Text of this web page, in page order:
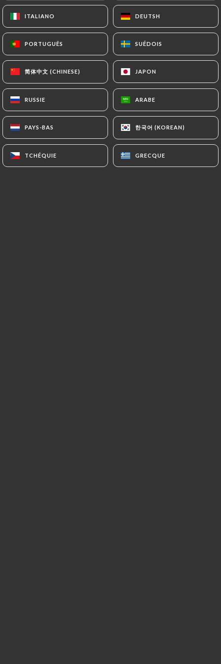
ITALIANO DEUTSH
PORTUGUÊS SUÉDOIS
简体中文 (CHINESE) JAPON
RUSSIE ARABE
PAYS-BAS 한국어 (KOREAN)
TCHÉQUIE GRECQUE
ITALIANO DEUTSH
PORTUGUÊS SUÉDOIS
简体中文 (CHINESE) JAPON
RUSSIE ARABE
PAYS-BAS 한국어 (KOREAN)
TCHÉQUIE GRECQUE